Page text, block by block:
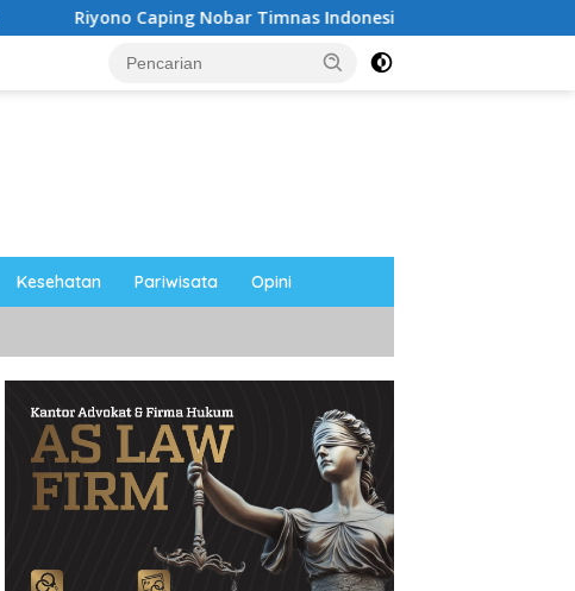
Timnas Indonesia Bersama Media Magetan, Tetap Semangat
Kesehatan Pariwisata Opini